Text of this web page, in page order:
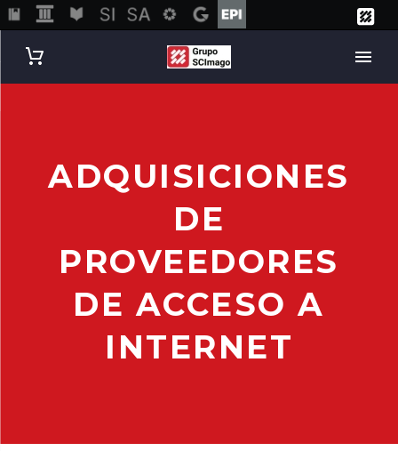
ADQUISICIONES
DE
PROVEEDORES
DE ACCESO A
INTERNET